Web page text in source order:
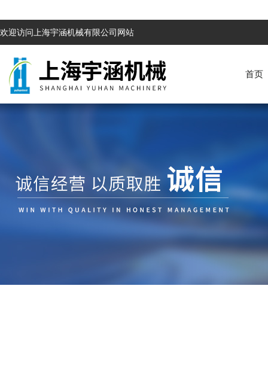
欢迎访问上海宇涵机械有限公司网站
首页